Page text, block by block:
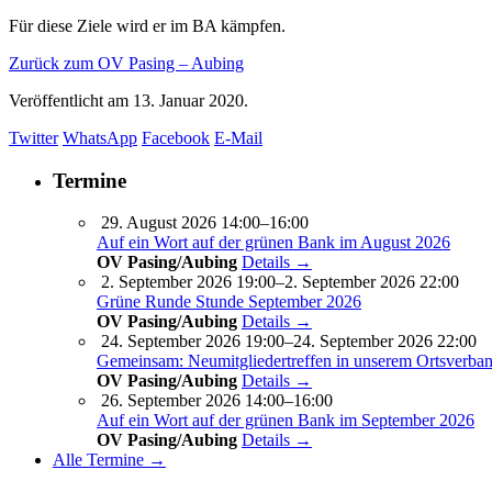
Für diese Ziele wird er im BA kämpfen.
Zurück zum OV Pasing – Aubing
Veröffentlicht am 13. Januar 2020.
Twitter WhatsApp Facebook E-Mail
Termine
29. August 2026 14:00–16:00
Auf ein Wort auf der grünen Bank im August 2026
OV Pasing/Aubing Details →
2. September 2026 19:00–2. September 2026 22:00
Grüne Runde Stunde September 2026
OV Pasing/Aubing Details →
24. September 2026 19:00–24. September 2026 22:00
Gemeinsam: Neumitgliedertreffen in unserem
OV Pasing/Aubing Details →
26. September 2026 14:00–16:00
Auf ein Wort auf der grünen Bank im September 2026
OV Pasing/Aubing Details →
Alle Termine →